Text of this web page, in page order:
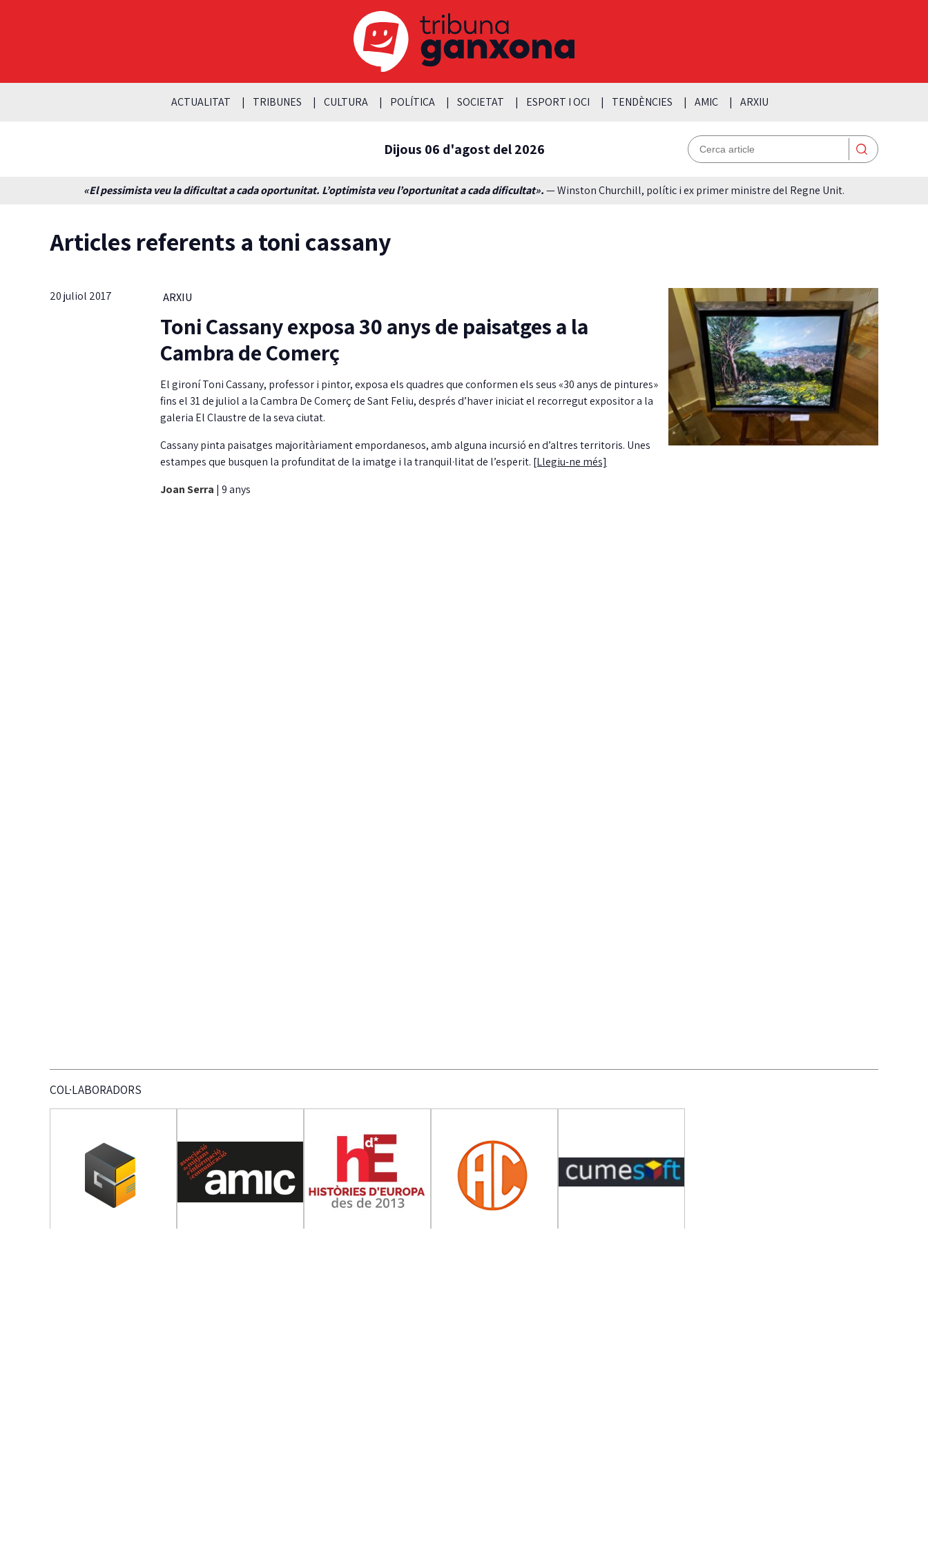
ACTUALITAT TRIBUNES CULTURA POLÍTICA SOCIETAT ESPORT I OCI TENDÈNCIES AMIC ARXIU
Dijous 06 d'agost del 2026
«El pessimista veu la dificultat a cada oportunitat. L’optimista veu l’oportunitat a cada dificultat».— Winston Churchill, polític i ex primer ministre del Regne Unit.
Articles referents a toni cassany
20 juliol 2017 ARXIU
Toni Cassany exposa 30 anys de paisatges a la
Cambra de Comerç
El gironí Toni Cassany, professor i pintor, exposa els quadres que conformen els seus «30 anys de pintures»
fins el 31 de juliol a la Cambra De Comerç de Sant Feliu, després d’haver iniciat el recorregut expositor a la
galeria El Claustre de la seva ciutat.
Cassany pinta paisatges majoritàriament empordanesos, amb alguna incursió en d’altres territoris. Unes
estampes que busquen la profunditat de la imatge i la tranquil·litat de l’esperit. [Llegiu-ne més]
Joan Serra | 9 anys
COL·LABORADORS